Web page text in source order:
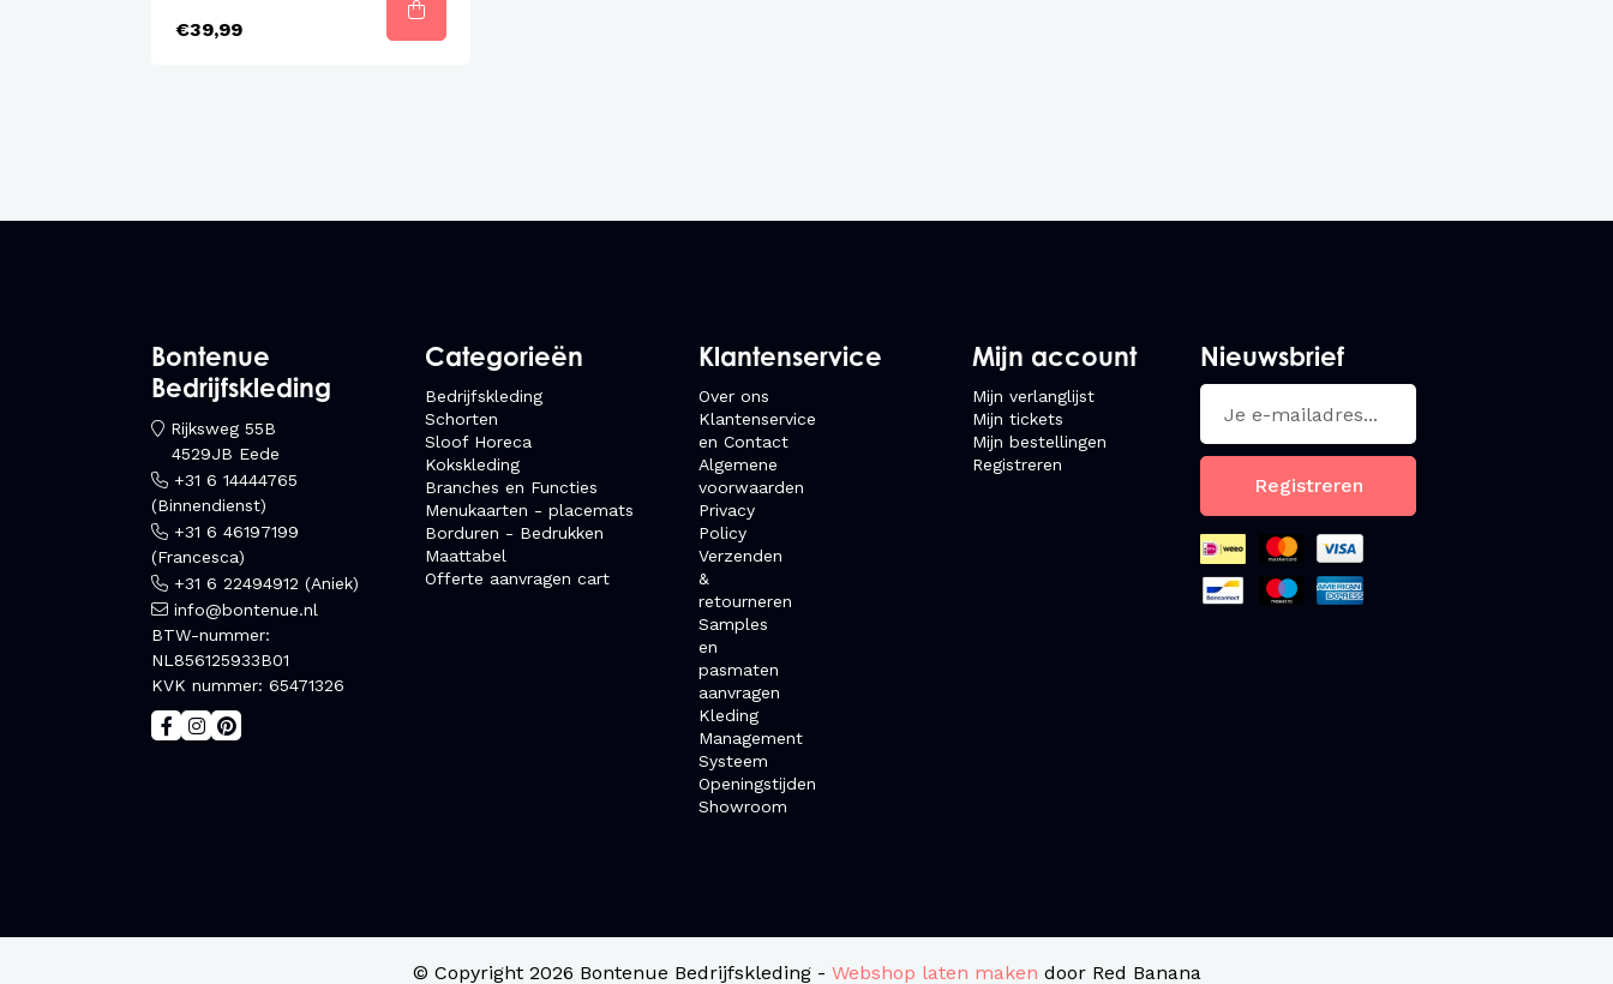
€39,99
Bontenue
Bedrijfskleding
Rijksweg 55B
4529JB Eede
+31 6 14444765
(Binnendienst)
+31 6 46197199
(Francesca)
+31 6 22494912 (Aniek)
info@bontenue.nl
BTW-nummer:
NL856125933B01
KVK nummer: 65471326
Categorieën
Bedrijfskleding
Schorten
Sloof Horeca
Kokskleding
Branches en Functies
Menukaarten - placemats
Borduren - Bedrukken
Maattabel
Offerte aanvragen cart
Klantenservice
Over ons
Klantenservice
en Contact
Algemene
voorwaarden
Privacy
Policy
Verzenden
&
retourneren
Samples
en
pasmaten
aanvragen
Kleding
Management
Systeem
Openingstijden
Showroom
Mijn account
Mijn verlanglijst
Mijn tickets
Mijn bestellingen
Registreren
Nieuwsbrief
Registreren
© Copyright 2026 Bontenue Bedrijfskleding - Webshop laten maken door Red Banana